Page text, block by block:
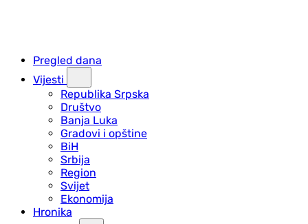
Pregled dana
Vijesti
Republika Srpska
Društvo
Banja Luka
Gradovi i opštine
BiH
Srbija
Region
Svijet
Ekonomija
Hronika